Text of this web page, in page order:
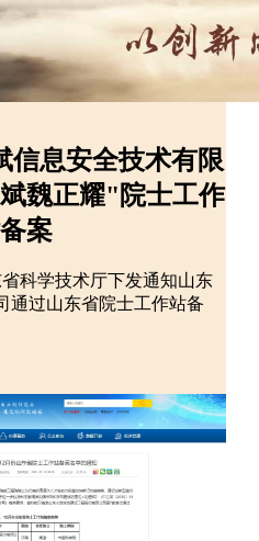
信息安全技术有限
魏正耀"院士工作
案
科学技术厅下发通知山东
通过山东省院士工作站备